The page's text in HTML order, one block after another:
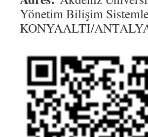
Yönetim Bilişim
KONYAALTI/